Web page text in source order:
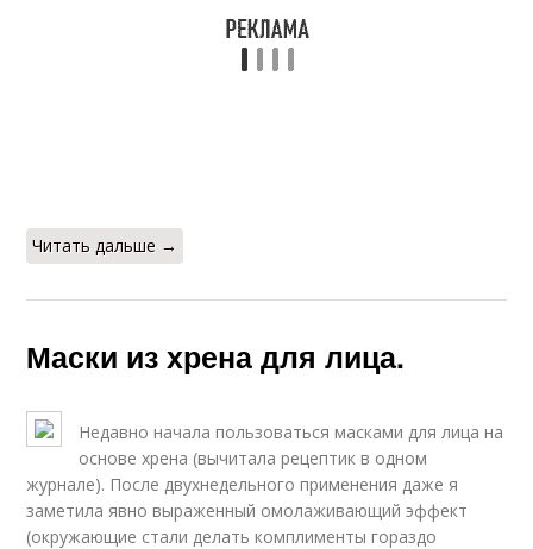
Читать дальше →
Маски из хрена для лица.
Недавно начала пользоваться масками для лица на
основе хрена (вычитала рецептик в одном
журнале). После двухнедельного применения даже я
заметила явно выраженный омолаживающий эффект
(окружающие стали делать комплименты гораздо